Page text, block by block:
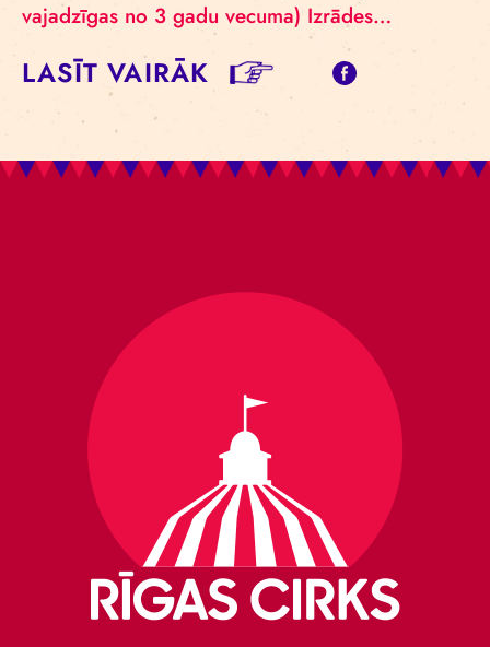
vajadzīgas no 3 gadu vecuma) Izrādes…
LASĪT VAIRĀK